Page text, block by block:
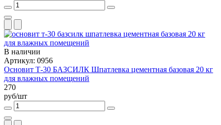
В наличии
Артикул: 0956
Основит Т-30 БАЗСИЛК Шпатлевка цементная базовая 20 кг
для влажных помещений
270
руб/шт